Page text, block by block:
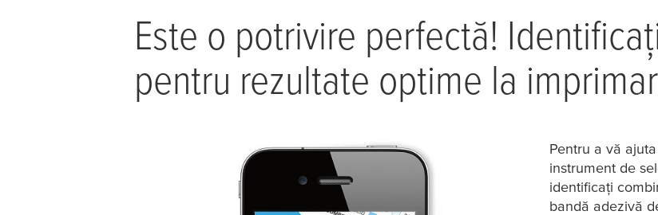
Este o potrivire perfectă!
pentru rezultate optime la
Pentru a vă
instrument de
identificați
bandă adezivă